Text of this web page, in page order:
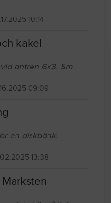
10:14
kakel
antren 6x3. 5m
09:09
en diskbänk.
13:38